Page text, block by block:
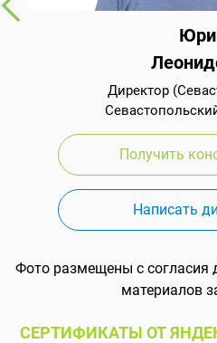
Директор
Получить
Написать
Фото размещены с согласия
материалов
СЕРТИФИКАТЫ ОТ